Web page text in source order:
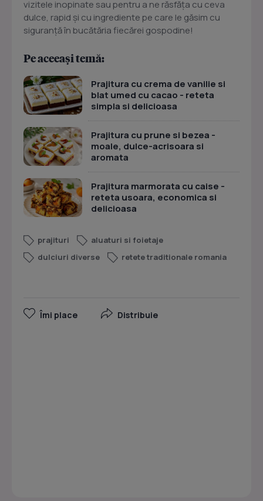
vizitele inopinate sau pentru a ne răsfăța cu ceva
dulce, rapid și cu ingrediente pe care le găsim cu
siguranță în bucătăria fiecărei gospodine!
Pe aceeași temă:
Prajitura cu crema de vanilie si
blat umed cu cacao - reteta
simpla si delicioasa
Prajitura cu prune si bezea -
moale, dulce-acrisoara si
aromata
Prajitura marmorata cu caise -
reteta usoara, economica si
delicioasa
prajituri
aluaturi si foietaje
dulciuri diverse
retete traditionale romania
Îmi place Distribuie